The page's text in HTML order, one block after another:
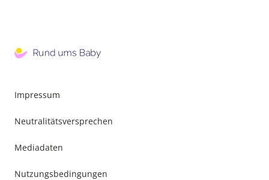
Impressum
Neutralitätsversprechen
Mediadaten
Nutzungsbedingungen